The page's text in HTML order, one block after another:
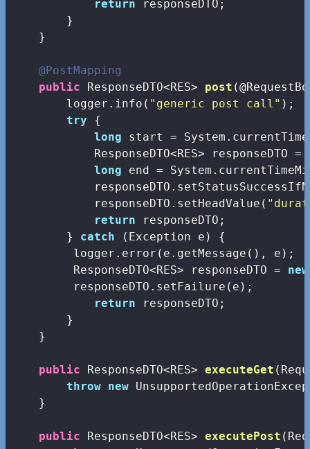
return responseDTO;
        }
    }
@PostMapping
public ResponseDTO<RES> post
        logger.info(
"generic post call" );
try {
long start =
ResponseDTO<RES> responseDTO =
long end =
            responseDTO.setHeadValue(
return responseDTO;
        }
catch (Exception e) {
         logger.error(e.getMessage(), e);
         ResponseDTO<RES> responseDTO =
new
         responseDTO.setFailure(e);
return responseDTO;
        }
    }
public ResponseDTO<RES> executeGet
throw new
    }
public ResponseDTO<RES> executePost